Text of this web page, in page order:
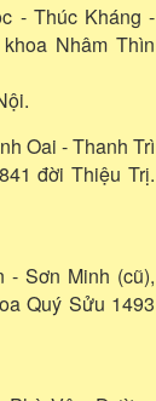
- Thúc Kháng -
Nhâm Thìn
Oai - Thanh Trì
đời Thiệu Trị.
- Sơn Minh (cũ),
Quý Sửu 1493